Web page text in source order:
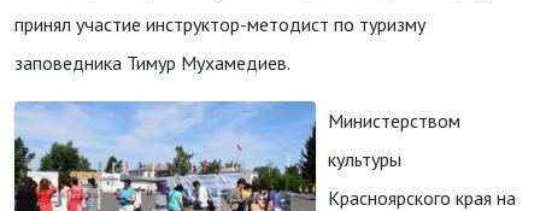
принял участие инструктор-методист по туризму
заповедника Тимур Мухамедиев.
Министерством
культуры
Красноярского края на